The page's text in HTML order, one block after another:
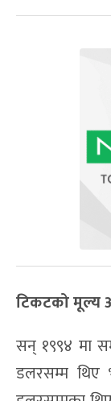
टिकटको मूल्य